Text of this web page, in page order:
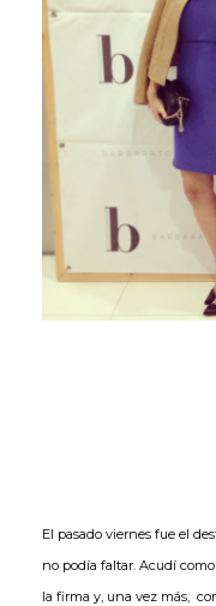
El pasado viernes fue el
no podía faltar. Acudí
la firma y, una vez más,